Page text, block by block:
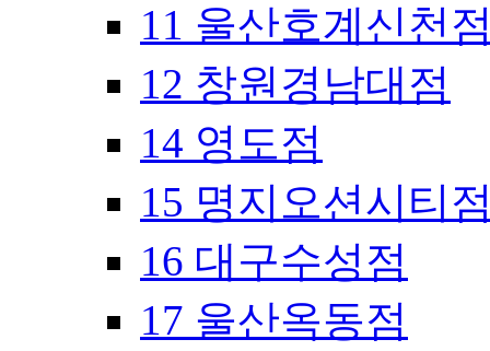
11 울산호계신천
12 창원경남대점
14 영도점
15 명지오션시티
16 대구수성점
17 울산옥동점